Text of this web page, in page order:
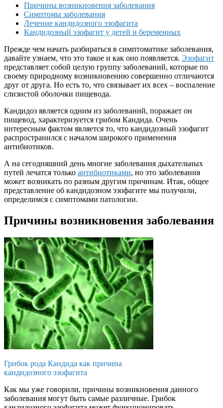
Причины возникновения заболевания
Симптомы заболевания
Лечение кандидозного эзофагита
Кандидозный эзофагит у детей и беременных
Прежде чем начать разбираться в симптоматике заболевания,
давайте узнаем, что это такое и как оно появляется. Эзофагит
представляет собой целую группу заболеваний, которые по
своему природному возникновению совершенно отличаются
друг от друга. Но есть то, что связывает их всех – воспаление
слизистой оболочки пищевода.
Кандидоз является одним из заболеваний, поражает он
пищевод, характеризуется грибом Кандида. Очень
интересным фактом является то, что кандидозный эзофагит
распространился с началом широкого применения
антибиотиков.
А на сегодняшний день многие заболевания дыхательных
путей лечатся только антибиотиками, но это заболевания
может возникать по разным другим причинам. Итак, общее
представление об кандидозном эзофагите мы получили,
определимся с симптомами патологии.
Причины возникновения заболевания
Грибок рода Кандида как причина
кандидозного эзофагита
Как мы уже говорили, причины возникновения данного
заболевания могут быть самые различные. Грибок